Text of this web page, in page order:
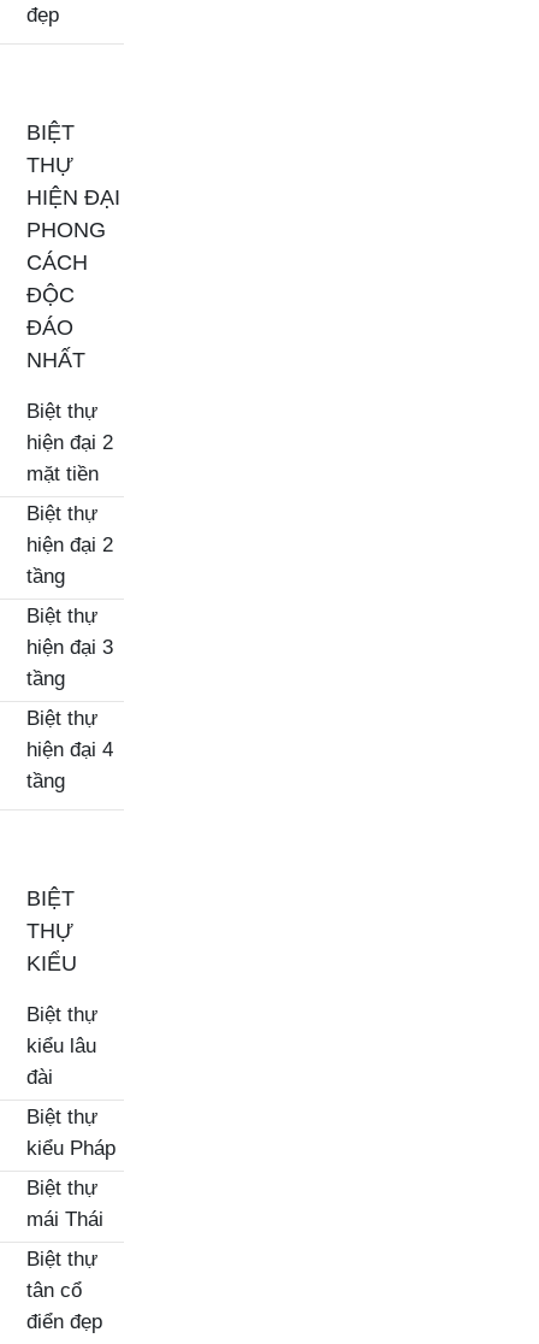
đẹp
BIỆT
THỰ
HIỆN ĐẠI
PHONG
CÁCH
ĐỘC
ĐÁO
NHẤT
Biệt thự
hiện đại 2
mặt tiền
Biệt thự
hiện đại 2
tầng
Biệt thự
hiện đại 3
tầng
Biệt thự
hiện đại 4
tầng
BIỆT
THỰ
KIỂU
Biệt thự
kiểu lâu
đài
Biệt thự
kiểu Pháp
Biệt thự
mái Thái
Biệt thự
tân cổ
điển đẹp